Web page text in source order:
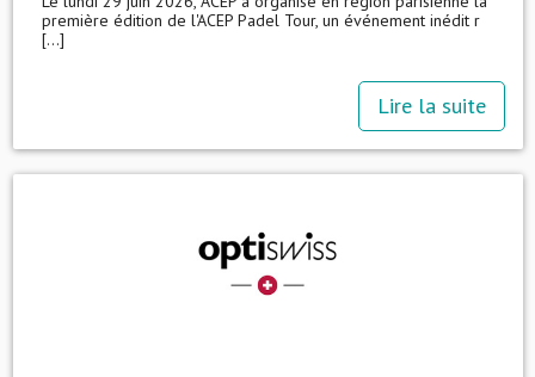
première édition de l'ACEP Padel Tour, un événement inédit r
[...]
Lire la suite